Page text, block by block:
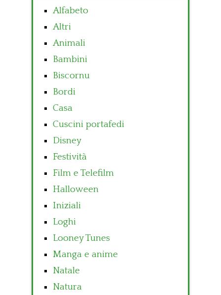
Alfabeto
Altri
Animali
Bambini
Biscornu
Bordi
Casa
Cuscini portafedi
Disney
Festività
Film e Telefilm
Halloween
Iniziali
Loghi
Looney Tunes
Manga e anime
Natale
Natura